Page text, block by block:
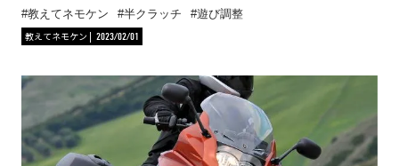
教えてネモケン 半クラッチ
遊び調整
教えてネモケン
2023/02/01